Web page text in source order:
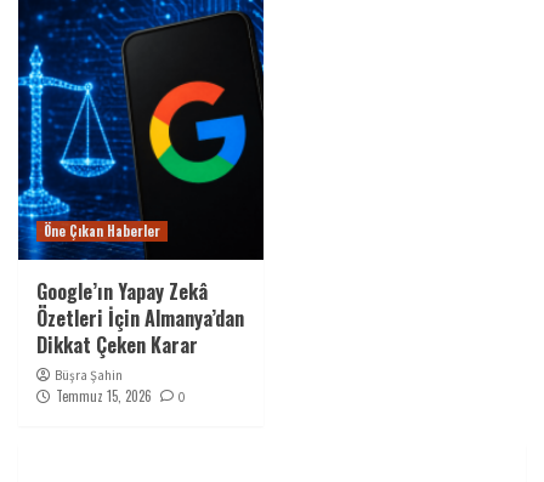
Öne Çıkan Haberler
Google’ın Yapay Zekâ
Özetleri İçin Almanya’dan
Dikkat Çeken Karar
Büşra Şahin
Temmuz 15, 2026 0